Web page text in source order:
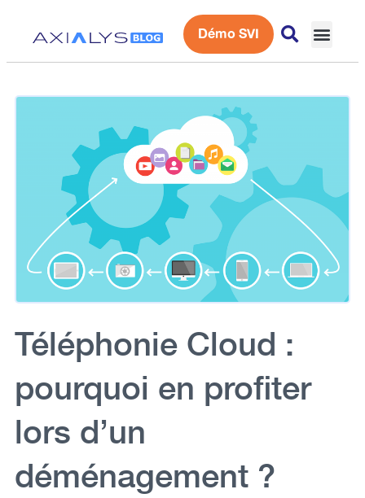
Démo SVI
Téléphonie Cloud :
pourquoi en profiter
lors d’un
déménagement ?